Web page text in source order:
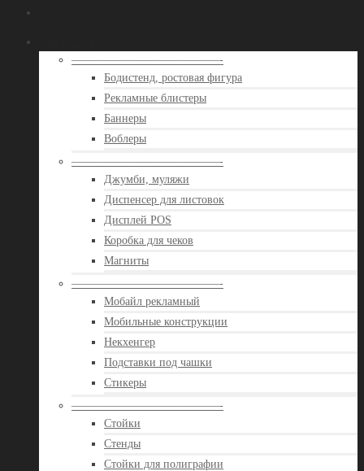
—————————————-
Бодистенд, ростовая фигура
Рекламные блистеры
Баннеры
Воблеры
—————————————-
Джумби, муляжи
Диспенсер для листовок
Дисплей POS
Коробка для чеков
Магниты
—————————————-
Мобайл рекламный
Мобильные конструкции
Некхенгер
Подставки под чашки
Стикеры
—————————————-
Стойки
Стенды
Стойки для полиграфии